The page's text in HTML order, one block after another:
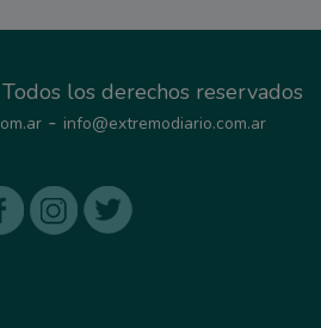
los derechos reservados
- info@extremodiario.com.ar